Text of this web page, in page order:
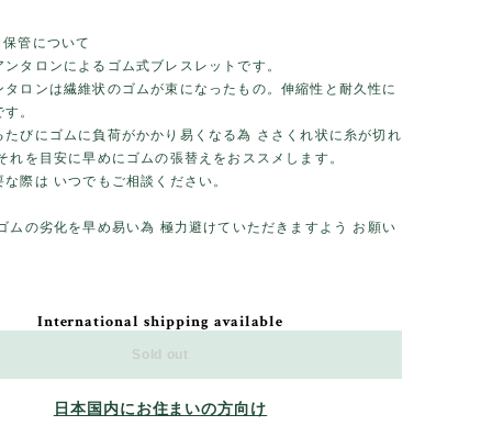
管について
タロンによるゴム式ブレスレットです。
タロンは繊維状のゴムが束になったもの。伸縮性と耐久性に
。
たびにゴムに負荷がかかり易くなる為 ささくれ状に糸が切れ
れを目安に早めにゴムの張替えをおススメします。
際は いつでもご相談ください。
ムの劣化を早め易い為 極力避けていただきますよう お願い
International shipping available
Sold out
日本国内にお住まいの方向け